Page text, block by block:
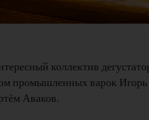
коллектив
промышленных варок
Аваков.